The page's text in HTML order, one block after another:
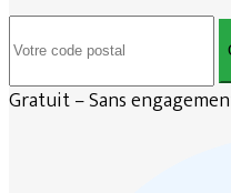
Gratuit – Sans